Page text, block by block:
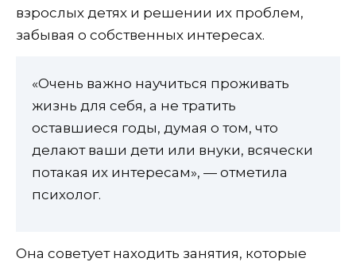
взрослых детях и решении их проблем,
забывая о собственных интересах.
«Очень важно научиться проживать
жизнь для себя, а не тратить
оставшиеся годы, думая о том, что
делают ваши дети или внуки, всячески
потакая их интересам», — отметила
психолог.
Она советует находить занятия, которые